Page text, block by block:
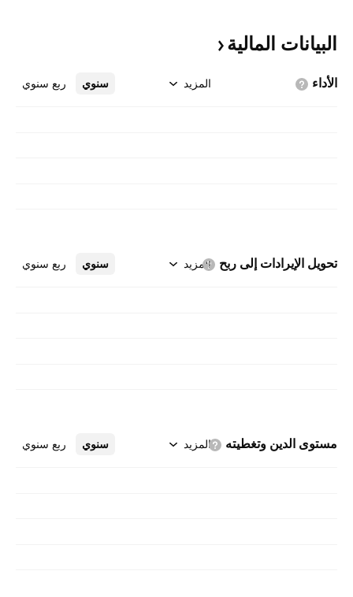
البيانات المالية
الأداء سنوي ربع سنوي المزيد
تحويل الإيرادات إلى ربح سنوي ربع سنوي المزيد
مستوى الدين وتغطيته سنوي ربع سنوي المزيد